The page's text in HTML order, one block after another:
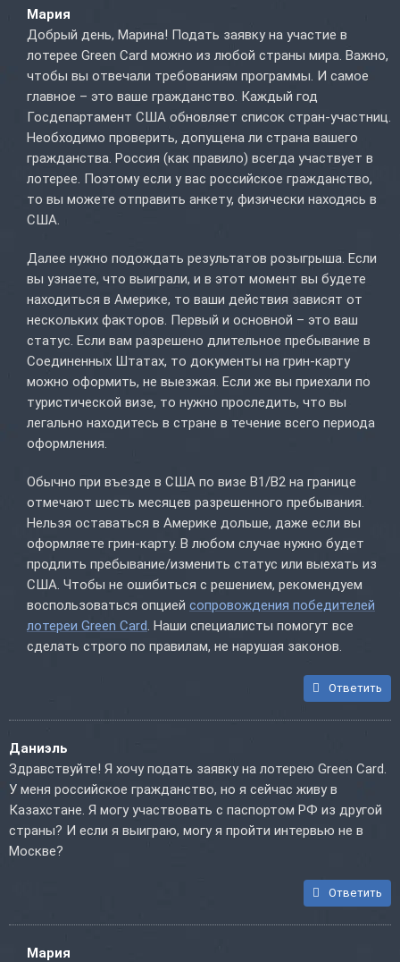
Мария
Добрый день, Марина! Подать заявку на участие в
лотерее Green Card можно из любой страны мира. Важно,
чтобы вы отвечали требованиям программы. И самое
главное – это ваше гражданство. Каждый год
Госдепартамент США обновляет список стран-участниц.
Необходимо проверить, допущена ли страна вашего
гражданства. Россия (как правило) всегда участвует в
лотерее. Поэтому если у вас российское гражданство,
то вы можете отправить анкету, физически находясь в
США.
Далее нужно подождать результатов розыгрыша. Если
вы узнаете, что выиграли, и в этот момент вы будете
находиться в Америке, то ваши действия зависят от
нескольких факторов. Первый и основной – это ваш
статус. Если вам разрешено длительное пребывание в
Соединенных Штатах, то документы на грин-карту
можно оформить, не выезжая. Если же вы приехали по
туристической визе, то нужно проследить, что вы
легально находитесь в стране в течение всего периода
оформления.
Обычно при въезде в США по визе B1/B2 на границе
отмечают шесть месяцев разрешенного пребывания.
Нельзя оставаться в Америке дольше, даже если вы
оформляете грин-карту. В любом случае нужно будет
продлить пребывание/изменить статус или выехать из
США. Чтобы не ошибиться с решением, рекомендуем
воспользоваться опцией сопровождения победителей
лотереи Green Card. Наши специалисты помогут все
сделать строго по правилам, не нарушая законов.
Ответить
Даниэль
Здравствуйте! Я хочу подать заявку на лотерею Green Card.
У меня российское гражданство, но я сейчас живу в
Казахстане. Я могу участвовать с паспортом РФ из другой
страны? И если я выиграю, могу я пройти интервью не в
Москве?
Ответить
Мария